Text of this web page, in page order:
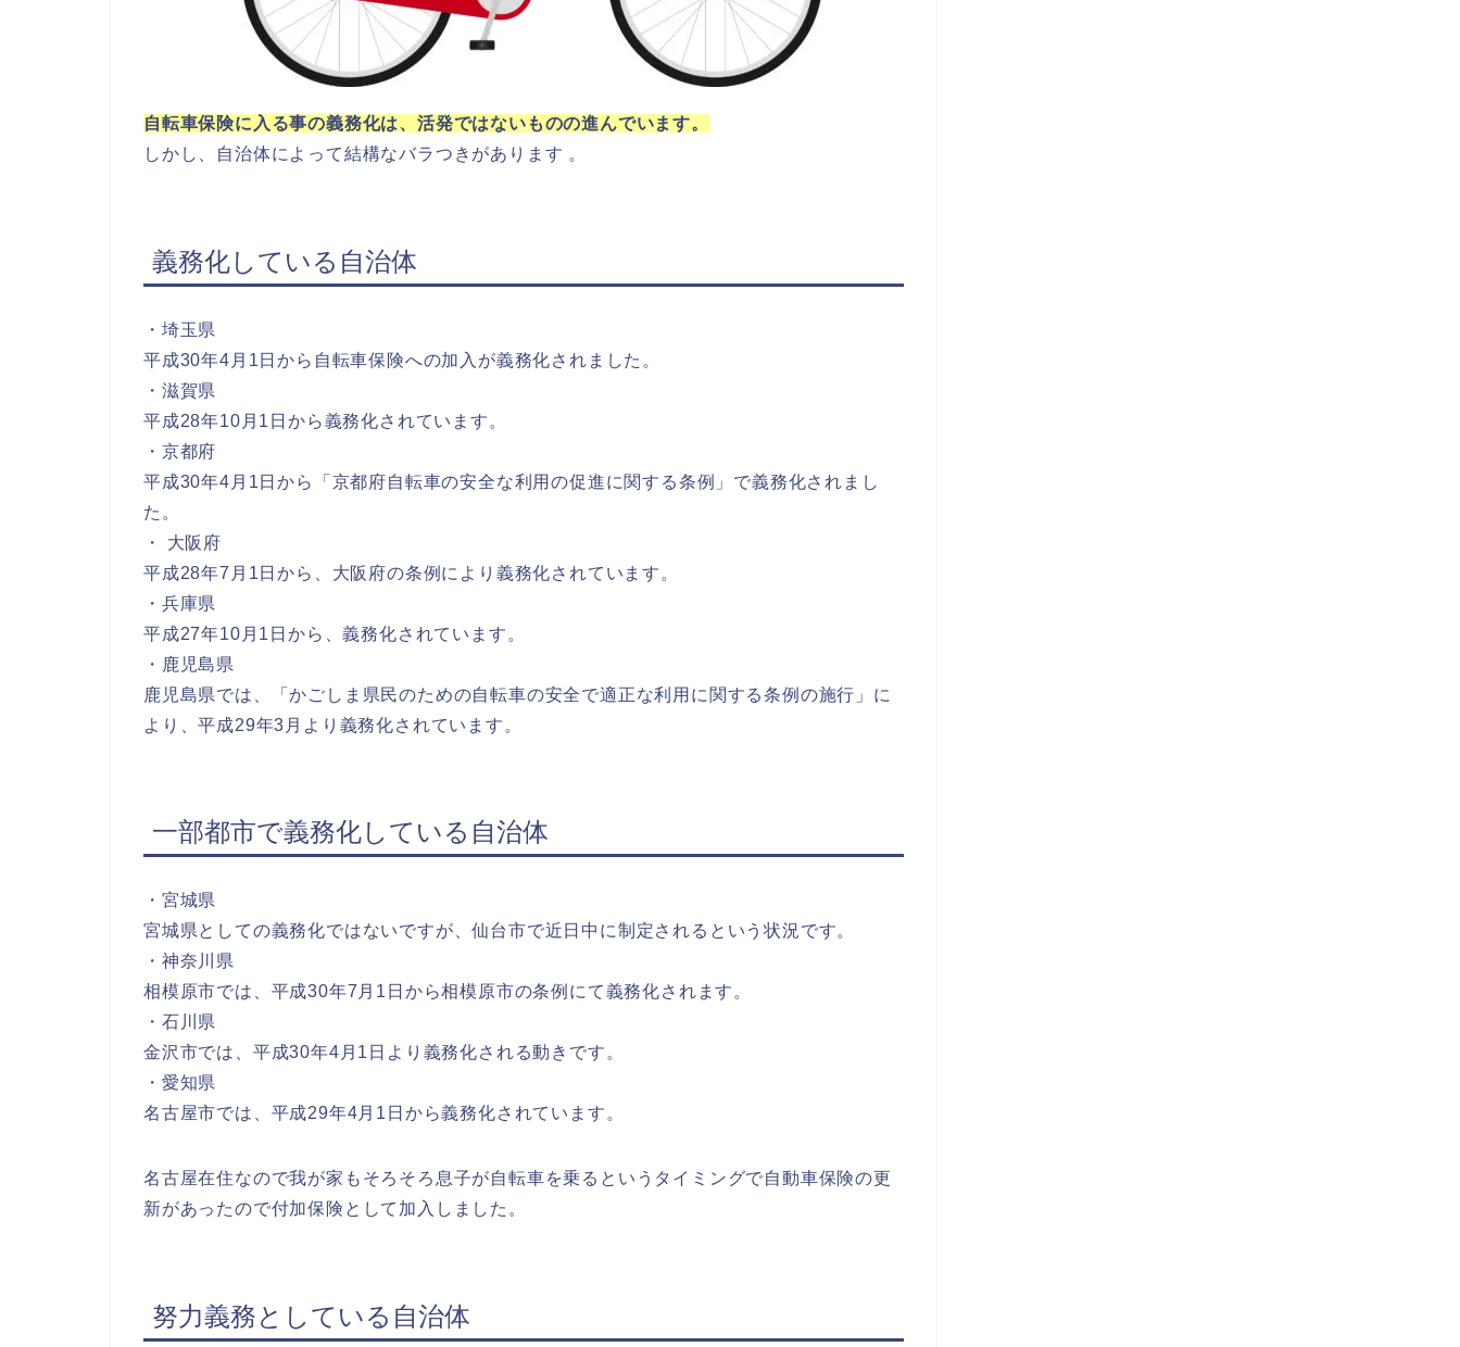
自転車保険に入る事の義務化は、活発ではないものの進んでいます。
しかし、自治体によって結構なバラつきがあります 。
義務化している自治体
・埼玉県
平成30年4月1日から自転車保険への加入が義務化されました。
・滋賀県
平成28年10月1日から義務化されています。
・京都府
平成30年4月1日から「京都府自転車の安全な利用の促進に関する条例」で義務化されまし
た。
・ 大阪府
平成28年7月1日から、大阪府の条例により義務化されています。
・兵庫県
平成27年10月1日から、義務化されています。
・鹿児島県
鹿児島県では、「かごしま県民のための自転車の安全で適正な利用に関する条例の施行」に
より、平成29年3月より義務化されています。
一部都市で義務化している自治体
・宮城県
宮城県としての義務化ではないですが、仙台市で近日中に制定されるという状況です。
・神奈川県
相模原市では、平成30年7月1日から相模原市の条例にて義務化されます。
・石川県
金沢市では、平成30年4月1日より義務化される動きです。
・愛知県
名古屋市では、平成29年4月1日から義務化されています。
名古屋在住なので我が家もそろそろ息子が自転車を乗るというタイミングで自動車保険の更
新があったので付加保険として加入しました。
努力義務としている自治体